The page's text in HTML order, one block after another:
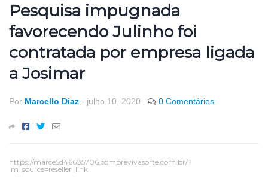
Pesquisa impugnada
favorecendo Julinho foi
contratada por empresa ligada
a Josimar
Por Marcello Diaz - julho 10, 2020 0 Comentários
https://marce5d46685706.comprevivasorte.com.br/?
lm_source=reseller_link